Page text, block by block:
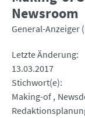
Newsroom
General-Anzeiger
Letzte Änderung
13.03.2017
Stichwort(e)
Making-of